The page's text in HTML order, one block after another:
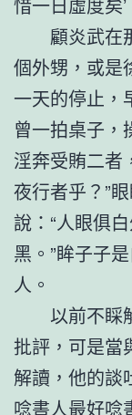
顧炎武在
個外甥，或是
一天的停止，
曾一拍桌子，
淫奔受賄二者
夜行者乎？”
說：“人眼俱
黑。”眸子子
人。
以前不睬
批評，可是當
解讀，他的談
唸書人最好唸